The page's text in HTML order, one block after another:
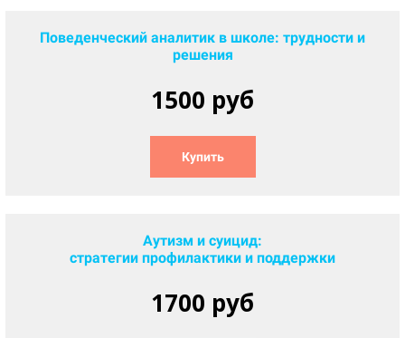
Поведенческий аналитик в школе: трудности и
решения
1500 руб
Купить
Аутизм и суицид:
стратегии профилактики и поддержки
1700 руб